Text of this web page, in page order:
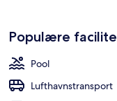
Populære
Pool
Lufthavnstransport